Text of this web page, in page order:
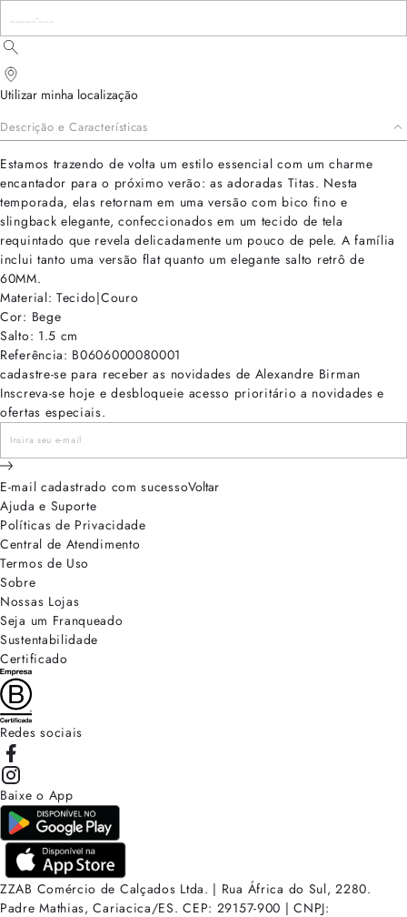
Utilizar minha localização
Descrição e Características
Estamos trazendo de volta um estilo essencial com um charme
encantador para o próximo verão: as adoradas Titas. Nesta
temporada, elas retornam em uma versão com bico fino e
slingback elegante, confeccionados em um tecido de tela
requintado que revela delicadamente um pouco de pele. A família
inclui tanto uma versão flat quanto um elegante salto retrô de
60MM.
Material: Tecido|Couro
Cor: Bege
Salto: 1.5 cm
Referência: B0606000080001
cadastre-se para receber as novidades de Alexandre Birman
Inscreva-se hoje e desbloqueie acesso prioritário a novidades e
ofertas especiais.
E-mail cadastrado com sucessoVoltar
Ajuda e Suporte
Políticas de Privacidade
Central de Atendimento
Termos de Uso
Sobre
Nossas Lojas
Seja um Franqueado
Sustentabilidade
Certificado
Redes sociais
Baixe o App
ZZAB Comércio de Calçados Ltda. | Rua África do Sul, 2280.
Padre Mathias, Cariacica/ES. CEP: 29157-900 | CNPJ: